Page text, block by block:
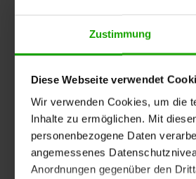
Zustimmung
Diese Webseite verwendet
Wir verwenden Cookies, um die
Inhalte zu ermöglichen. Mit
personenbezogene Daten
angemessenes
Anordnungen gegenüber den